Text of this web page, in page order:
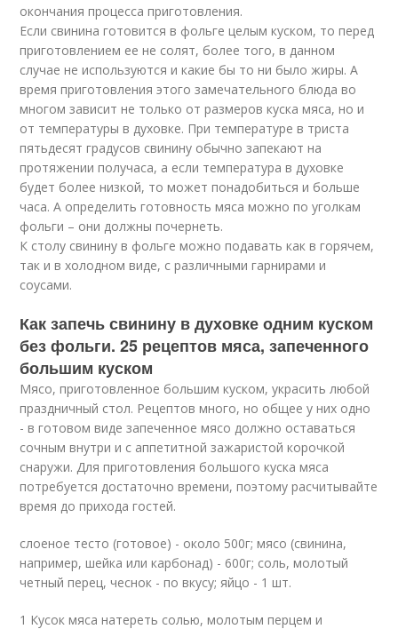
окончания процесса приготовления.
Если свинина готовится в фольге целым куском, то перед
приготовлением ее не солят, более того, в данном
случае не используются и какие бы то ни было жиры. А
время приготовления этого замечательного блюда во
многом зависит не только от размеров куска мяса, но и
от температуры в духовке. При температуре в триста
пятьдесят градусов свинину обычно запекают на
протяжении получаса, а если температура в духовке
будет более низкой, то может понадобиться и больше
часа. А определить готовность мяса можно по уголкам
фольги – они должны почернеть.
К столу свинину в фольге можно подавать как в горячем,
так и в холодном виде, с различными гарнирами и
соусами.
Как запечь свинину в духовке одним куском
без фольги. 25 рецептов мяса, запеченного
большим куском
Мясо, приготовленное большим куском, украсить любой
праздничный стол. Рецептов много, но общее у них одно
- в готовом виде запеченное мясо должно оставаться
сочным внутри и с аппетитной зажаристой корочкой
снаружи. Для приготовления большого куска мяса
потребуется достаточно времени, поэтому расчитывайте
время до прихода гостей.
слоеное тесто (готовое) - около 500г; мясо (свинина,
например, шейка или карбонад) - 600г; соль, молотый
четный перец, чеснок - по вкусу; яйцо - 1 шт.
1 Кусок мяса натереть солью, молотым перцем и